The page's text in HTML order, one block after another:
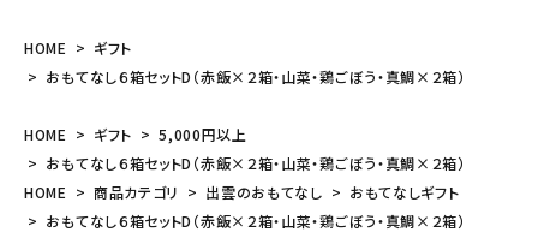
HOME
ギフト
おもてなし６箱セットD（赤飯×２箱・山菜・鶏ごぼう・真鯛×２箱）
HOME ギフト
5,000円以上
おもてなし６箱セットD（赤飯×２箱・山菜・鶏ごぼう・真鯛×２箱）
HOME
商品カテゴリ 出雲のおもてなし
おもてなしギフト
おもてなし６箱セットD（赤飯×２箱・山菜・鶏ごぼう・真鯛×２箱）